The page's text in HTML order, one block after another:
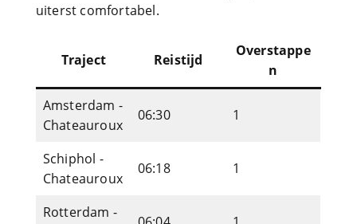
uiterst comfortabel.
Traject Reistijd
Overstappe
n
Amsterdam -
Chateauroux
06:30 1
Schiphol -
Chateauroux
06:18 1
Rotterdam -